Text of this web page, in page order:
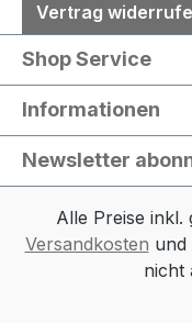
Vertrag
Shop Service
Informationen
Newsletter
Alle Preise inkl.
Versandkosten und
nicht